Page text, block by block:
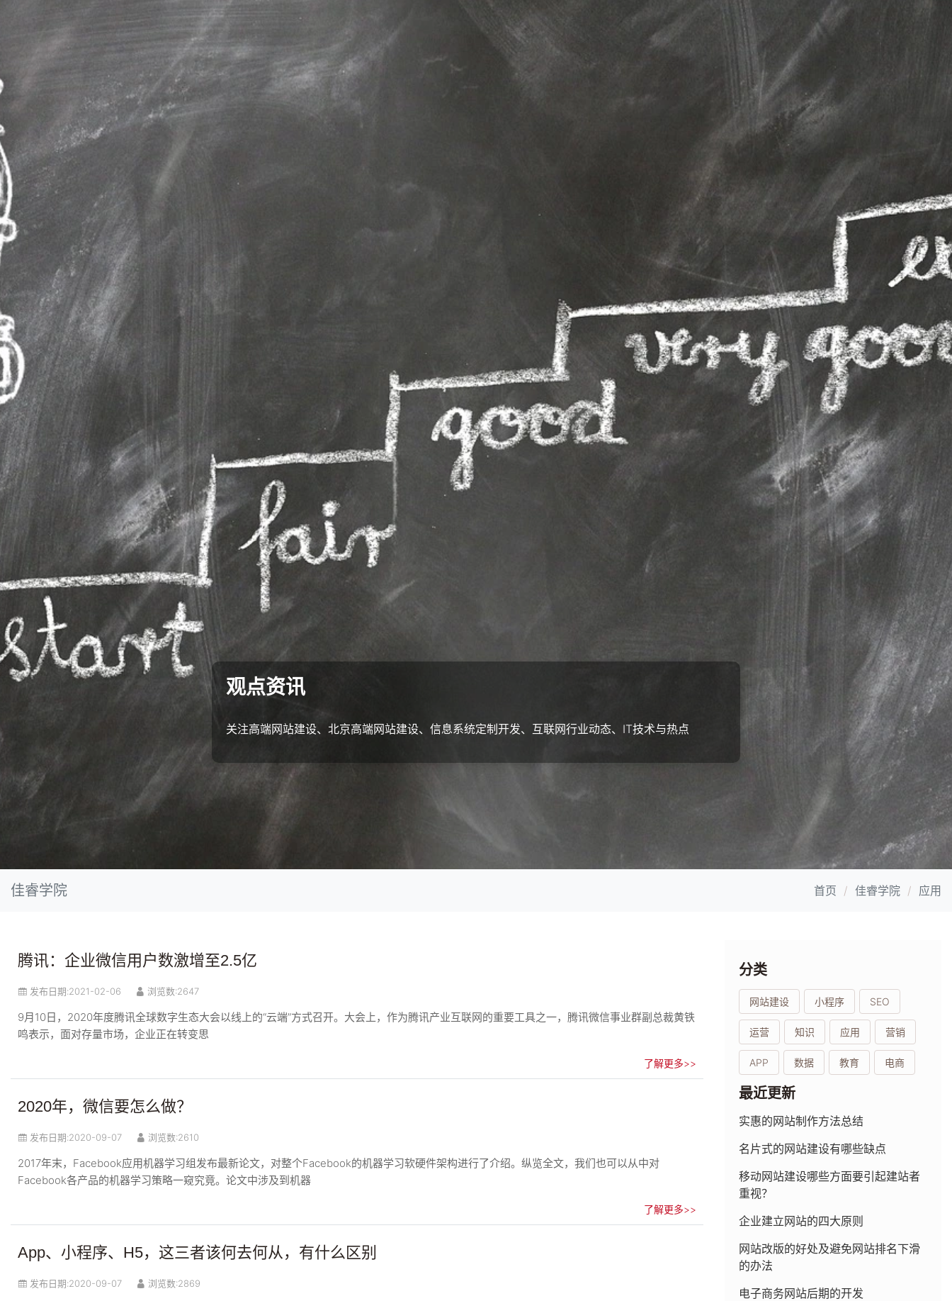
观点资讯
关注高端网站建设、北京高端网站建设、信息系统定制开发、互联网行业动态、IT技术与热点
佳睿学院 首页 佳睿学院 应用
腾讯：企业微信用户数激增至2.5亿
发布日期:2021-02-06 浏览数:2647
9月10日，2020年度腾讯全球数字生态大会以线上的“云端”方式召开。大会上，作为腾讯产业互联网的重要工具之一，腾讯微信事业群副总裁黄铁
鸣表示，面对存量市场，企业正在转变思
了解更多>>
2020年，微信要怎么做？
发布日期:2020-09-07 浏览数:2610
2017年末，Facebook应用机器学习组发布最新论文，对整个Facebook的机器学习软硬件架构进行了介绍。纵览全文，我们也可以从中对
Facebook各产品的机器学习策略一窥究竟。论文中涉及到机器
了解更多>>
App、小程序、H5，这三者该何去何从，有什么区别
发布日期:2020-09-07 浏览数:2869
分类
网站建设 小程序 SEO
运营 知识 应用 营销
APP 数据 教育 电商
最近更新
实惠的网站制作方法总结
名片式的网站建设有哪些缺点
移动网站建设哪些方面要引起建站者
重视？
企业建立网站的四大原则
网站改版的好处及避免网站排名下滑
的办法
电子商务网站后期的开发